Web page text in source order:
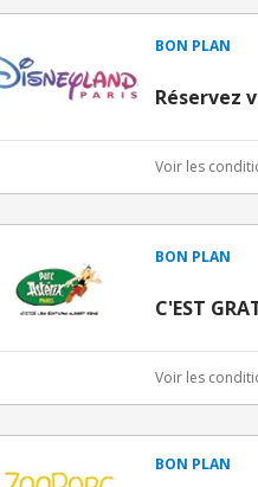
BON PLAN
Réservez
Voir les
BON PLAN
C'EST
Voir les
BON PLAN